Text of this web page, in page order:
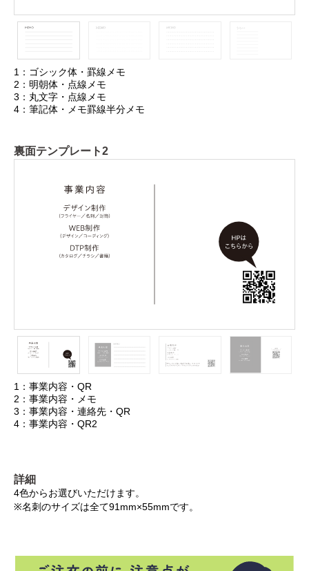
1：ゴシック体・罫線メモ
2：明朝体・点線メモ
3：丸文字・点線メモ
4：筆記体・メモ罫線半分メモ
裏面テンプレート2
1：事業内容・QR
2：事業内容・メモ
3：事業内容・連絡先・QR
4：事業内容・QR2
詳細
4色からお選びいただけます。
※名刺のサイズは全て91mm×55mmです。